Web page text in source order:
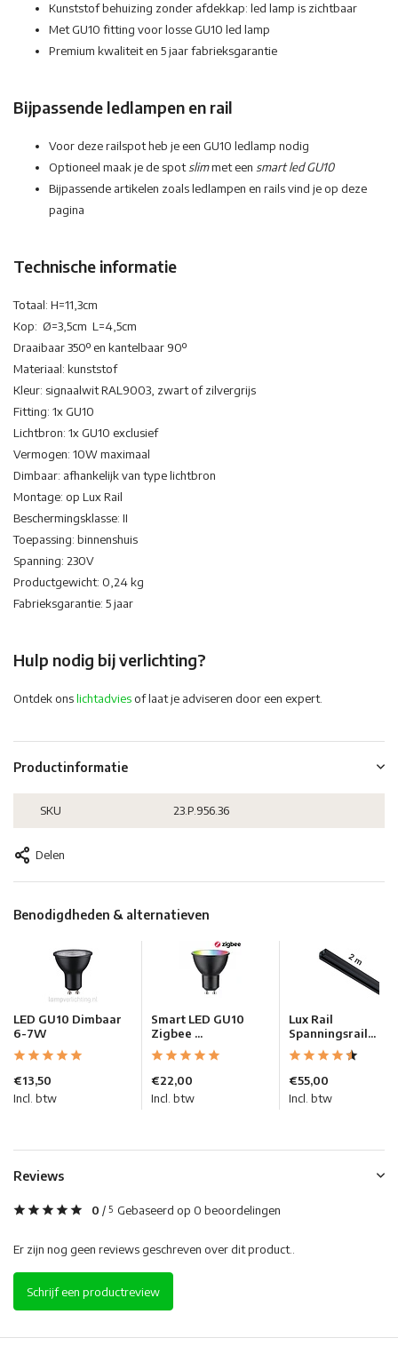
Kunststof behuizing zonder afdekkap: led lamp is zichtbaar
Met GU10 fitting voor losse GU10 led lamp
Premium kwaliteit en 5 jaar fabrieksgarantie
Bijpassende ledlampen en rail
Voor deze railspot heb je een GU10 ledlamp nodig
Optioneel maak je de spotslimmet een smart led GU10
Bijpassende artikelen zoals ledlampen en rails vind je op deze
pagina
Technische informatie
Totaal: H=11,3cm
Kop: Ø=3,5cm L=4,5cm
Draaibaar 350º en kantelbaar 90º
Materiaal: kunststof
Kleur: signaalwit RAL9003, zwart of zilvergrijs
Fitting: 1x GU10
Lichtbron: 1x GU10 exclusief
Vermogen: 10W maximaal
Dimbaar: afhankelijk van type lichtbron
Montage: op Lux Rail
Beschermingsklasse: II
Toepassing: binnenshuis
Spanning: 230V
Productgewicht: 0,24 kg
Fabrieksgarantie: 5 jaar
Hulp nodig bij verlichting?
Ontdek onslichtadvies of laat je adviseren door een expert.
Productinformatie
SKU 23.P.956.36
Delen
Benodigdheden & alternatieven
LED GU10 Dimbaar
6-7W
€13,50
Incl. btw
Smart LED GU10
Zigbee ...
€22,00
Incl. btw
Lux Rail
Spanningsrail...
€55,00
Incl. btw
Reviews
0 / 5 Gebaseerd op 0 beoordelingen
Er zijn nog geen reviews geschreven over dit product..
Schrijf een productreview